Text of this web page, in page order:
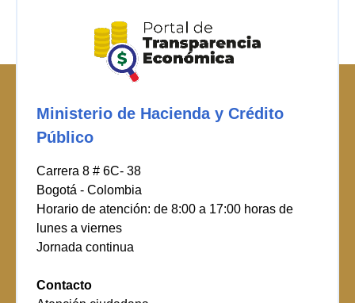
Ministerio de Hacienda y Crédito
Público
Carrera 8 # 6C- 38
Bogotá - Colombia
Horario de atención: de 8:00 a 17:00 horas de
lunes a viernes
Jornada continua
Contacto